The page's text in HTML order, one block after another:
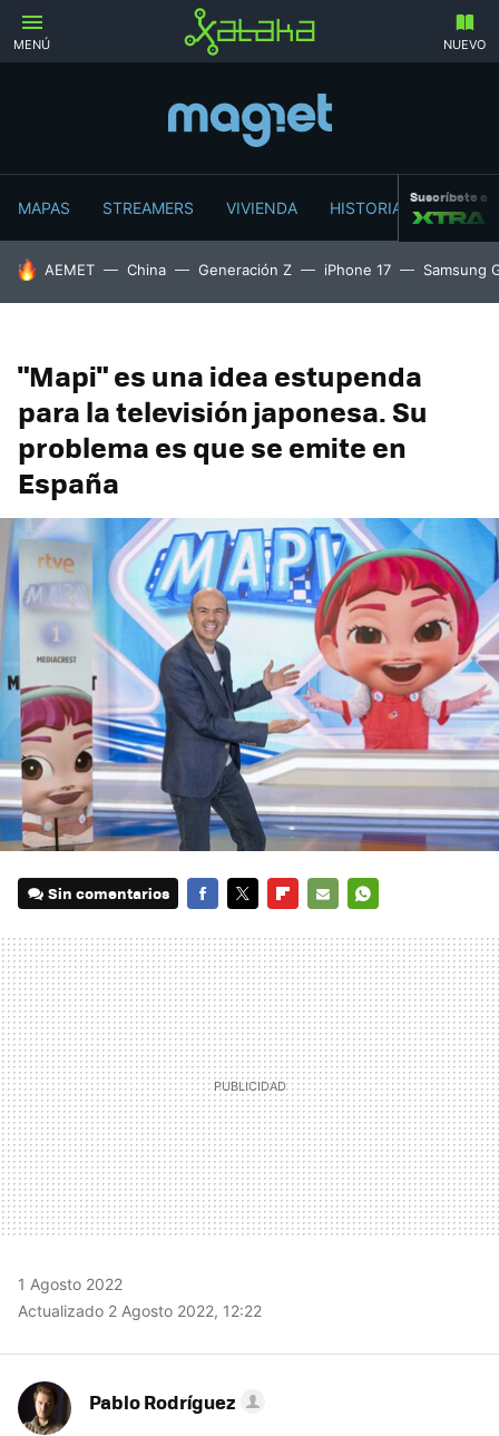
MENÚ NUEVO
MAPAS STREAMERS VIVIENDA HISTORIA
Suscríbete a
HOY SE HABLA DE
AEMET China Generación Z iPhone 17 Samsung
"Mapi" es una idea estupenda
para la televisión japonesa. Su
problema es que se emite en
España
Sin comentarios
MAIL
1 Agosto 2022
Actualizado 2 Agosto 2022, 12:22
Pablo Rodríguez